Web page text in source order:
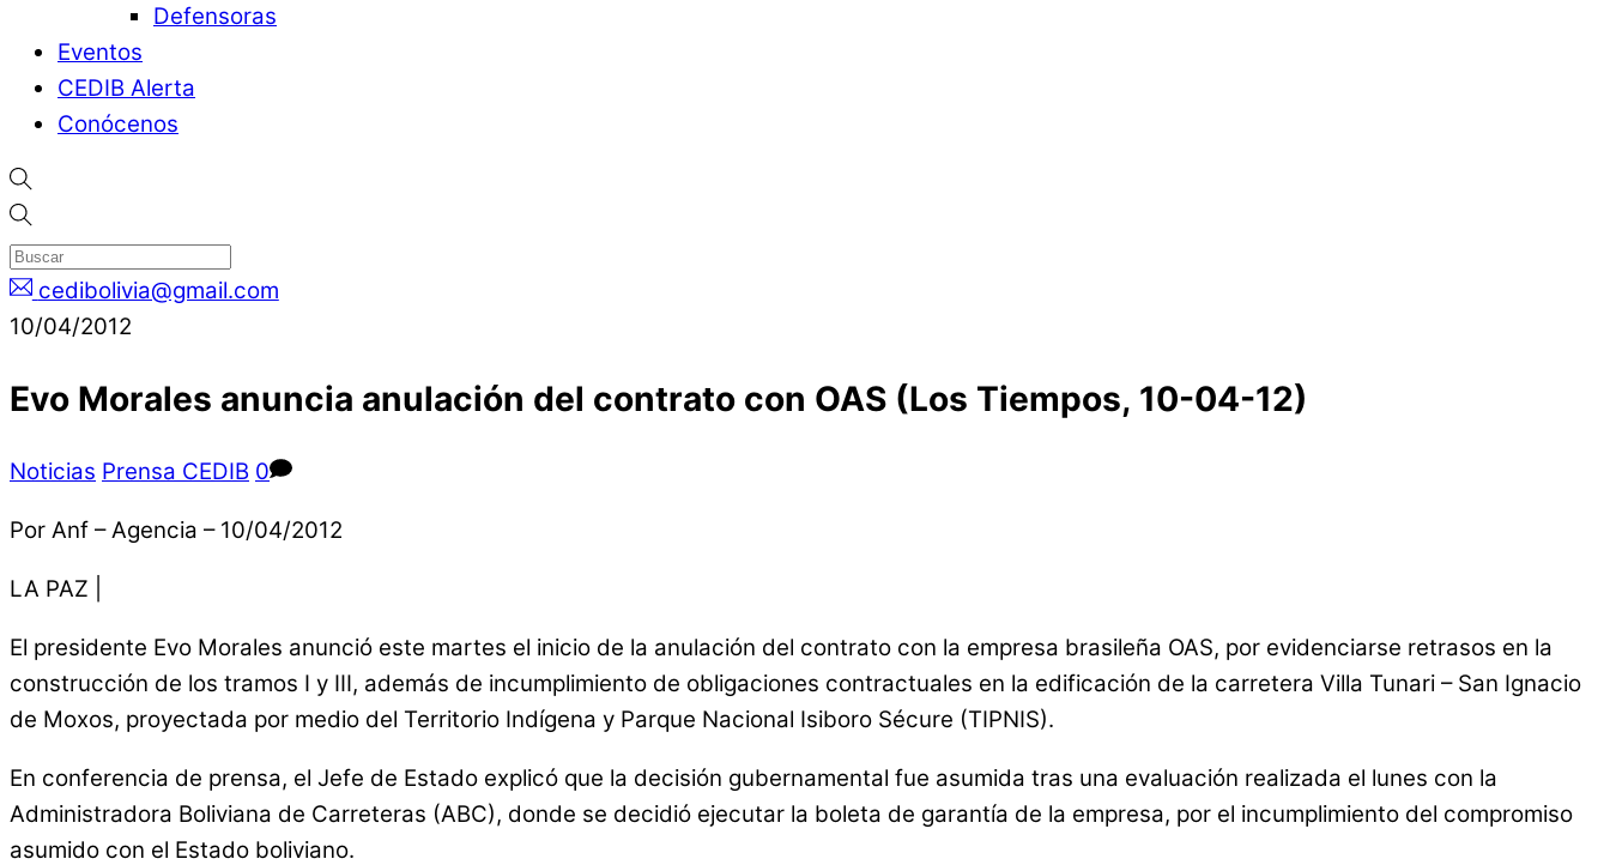
Defensoras
Eventos
CEDIB Alerta
Conócenos
cedibolivia@gmail.com
10/04/2012
Evo Morales anuncia anulación del contrato con OAS (Los Tiempos, 10-04-12)
Noticias Prensa CEDIB 0
Por Anf – Agencia – 10/04/2012
LA PAZ |
El presidente Evo Morales anunció este martes el inicio de la anulación del contrato con la empresa brasileña OAS, por evidenciarse retrasos en la
construcción de los tramos I y III, además de incumplimiento de obligaciones contractuales en la edificación de la carretera Villa Tunari – San Ignacio
de Moxos, proyectada por medio del Territorio Indígena y Parque Nacional Isiboro Sécure (TIPNIS).
En conferencia de prensa, el Jefe de Estado explicó que la decisión gubernamental fue asumida tras una evaluación realizada el lunes con la
Administradora Boliviana de Carreteras (ABC), donde se decidió ejecutar la boleta de garantía de la empresa, por el incumplimiento del compromiso
asumido con el Estado boliviano.